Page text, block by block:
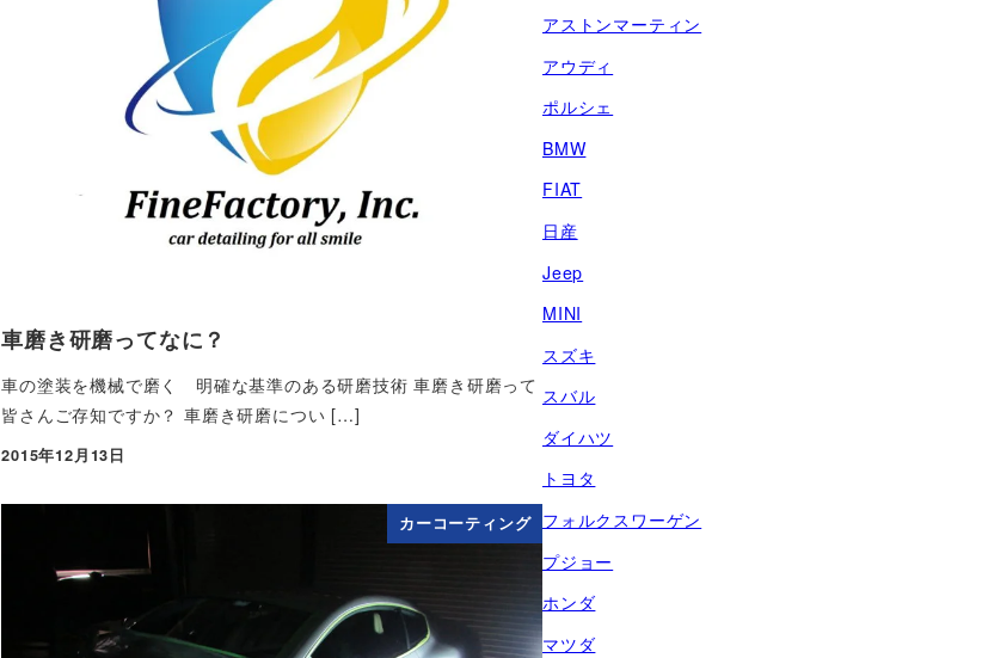
車磨き研磨ってなに？
車の塗装を機械で磨く 明確な基準のある研磨技術 車磨き研磨って
皆さんご存知ですか？ 車磨き研磨につい […]
投稿日
2015年12月13日
カーコーティング
アストンマーティン
アウディ
ポルシェ
BMW
FIAT
日産
Jeep
MINI
スズキ
スバル
ダイハツ
トヨタ
フォルクスワーゲン
プジョー
ホンダ
マツダ